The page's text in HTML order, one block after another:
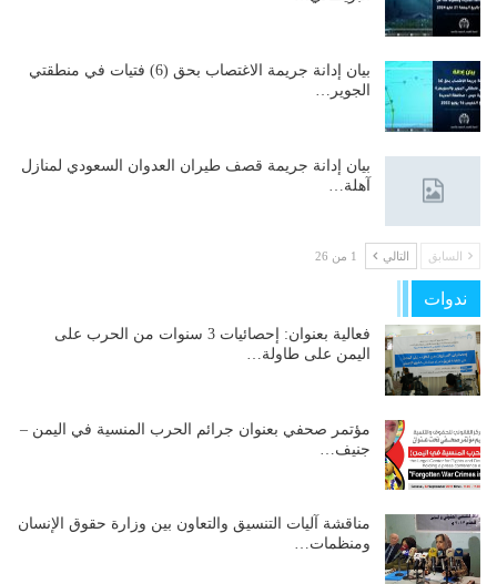
بيان إدانة جريمة الاغتصاب بحق (6) فتيات في منطقتي
الجوير…
بيان إدانة جريمة قصف طيران العدوان السعودي لمنازل
آهلة…
السابق التالي 1 من 26
ندوات
فعالية بعنوان: إحصائيات 3 سنوات من الحرب على
اليمن على طاولة…
مؤتمر صحفي بعنوان جرائم الحرب المنسية في اليمن –
جنيف…
مناقشة آليات التنسيق والتعاون بين وزارة حقوق الإنسان
ومنظمات…